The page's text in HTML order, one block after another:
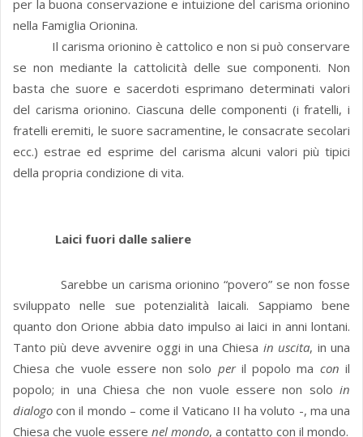
per la buona conservazione e intuizione del carisma orionino
nella Famiglia Orionina.
Il carisma orionino è cattolico e non si può conservare
se non mediante la cattolicità delle sue componenti. Non
basta che suore e sacerdoti esprimano determinati valori
del carisma orionino. Ciascuna delle componenti (i fratelli, i
fratelli eremiti, le suore sacramentine, le consacrate secolari
ecc.) estrae ed esprime del carisma alcuni valori più tipici
della propria condizione di vita.
Laici fuori dalle saliere
Sarebbe un carisma orionino “povero” se non fosse
sviluppato nelle sue potenzialità laicali. Sappiamo bene
quanto don Orione abbia dato impulso ai laici in anni lontani.
Tanto più deve avvenire oggi in una Chiesa in uscita, in una
Chiesa che vuole essere non solo peril popolo ma con il
popolo; in una Chiesa che non vuole essere non solo in
dialogo con il mondo – come il Vaticano II ha voluto -, ma una
Chiesa che vuole essere nel mondo, a contatto con il mondo.